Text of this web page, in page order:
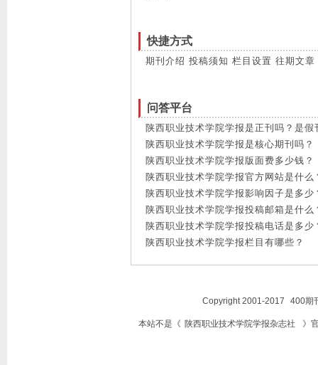
快捷方式
期刊介绍 投稿须知 栏目设置 往期文章
问答平台
陕西职业技术学院学报是正刊吗？是假
陕西职业技术学院学报是核心期刊吗？
陕西职业技术学院学报版面费多少钱？
陕西职业技术学院学报官方网站是什么
陕西职业技术学院学报影响因子是多少
陕西职业技术学院学报投稿邮箱是什么
陕西职业技术学院学报投稿电话是多少
陕西职业技术学院学报栏目有哪些？
Copyright 2001-2017 400期
本站不是《 陕西职业技术学院学报杂志社 》